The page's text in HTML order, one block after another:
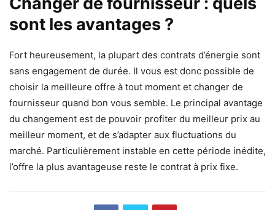
sont les avantages ?
Fort heureusement, la plupart des contrats d’énergie sont
sans engagement de durée. Il vous est donc possible de
choisir la meilleure offre à tout moment et changer de
fournisseur quand bon vous semble. Le principal avantage
du changement est de pouvoir profiter du meilleur prix au
meilleur moment, et de s’adapter aux fluctuations du
marché. Particulièrement instable en cette période inédite,
l’offre la plus avantageuse reste le contrat à prix fixe.